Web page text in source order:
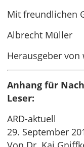
Mit freundlichen
Albrecht Müller
Herausgeber
Anhang für
Leser:
ARD-aktuell
29. September